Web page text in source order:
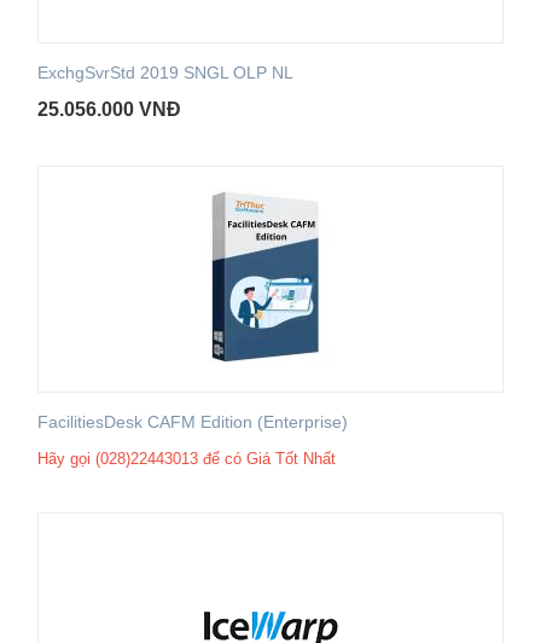
ExchgSvrStd 2019 SNGL OLP NL
25.056.000 VNĐ
FacilitiesDesk CAFM Edition (Enterprise)
Hãy gọi (028)22443013 để có Giá Tốt Nhất